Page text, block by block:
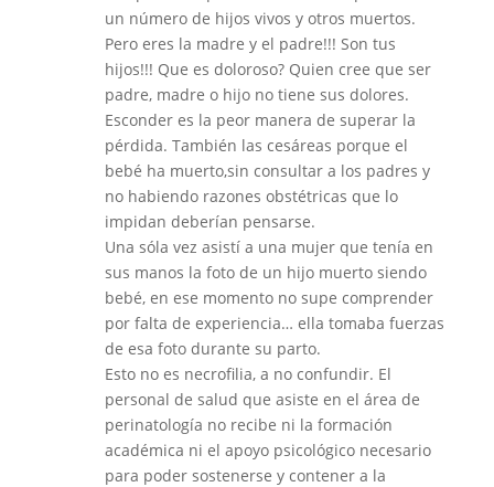
un número de hijos vivos y otros muertos.
Pero eres la madre y el padre!!! Son tus
hijos!!! Que es doloroso? Quien cree que ser
padre, madre o hijo no tiene sus dolores.
Esconder es la peor manera de superar la
pérdida. También las cesáreas porque el
bebé ha muerto,sin consultar a los padres y
no habiendo razones obstétricas que lo
impidan deberían pensarse.
Una sóla vez asistí a una mujer que tenía en
sus manos la foto de un hijo muerto siendo
bebé, en ese momento no supe comprender
por falta de experiencia… ella tomaba fuerzas
de esa foto durante su parto.
Esto no es necrofilia, a no confundir. El
personal de salud que asiste en el área de
perinatología no recibe ni la formación
académica ni el apoyo psicológico necesario
para poder sostenerse y contener a la